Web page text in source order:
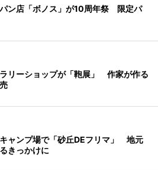
ン店「ボノス」が10周年祭 限定パ
リーショップが「鞄展」 作家が作る
ャンプ場で「砂丘DEフリマ」 地元
きっかけに